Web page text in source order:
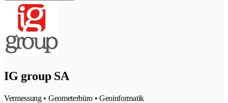
IG group SA
Vermessung • Geometerbüro • Geoinformatik